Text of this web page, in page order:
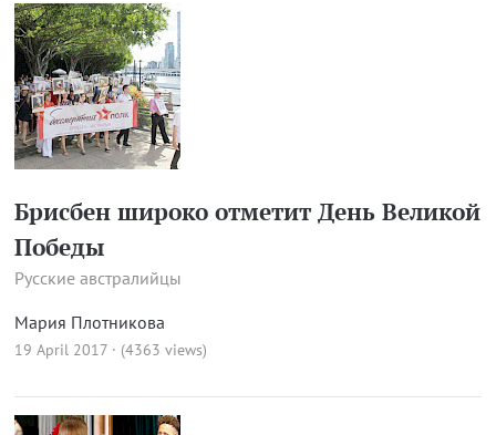
Брисбен широко отметит День Великой
Победы
Русские австралийцы
Мария Плотникова
19 April 2017 · (4363 views)